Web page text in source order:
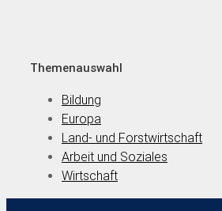
Themenauswahl
Bildung
Europa
Land- und Forstwirtschaft
Arbeit und Soziales
Wirtschaft